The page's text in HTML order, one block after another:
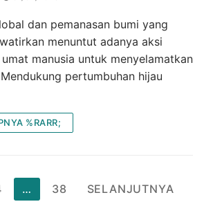
dan pemanasan bumi yang
menuntut adanya aksi
manusia untuk menyelamatkan
pertumbuhan hijau
%RARR;
… 38 SELANJUTNYA